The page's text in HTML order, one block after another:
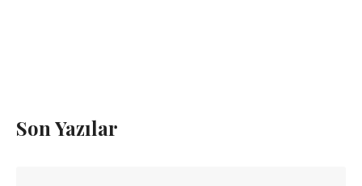
Son Yazılar